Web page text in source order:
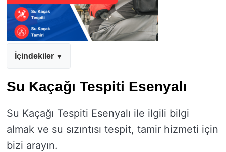
İçindekiler
Su Kaçağı Tespiti Esenyalı
Su Kaçağı Tespiti Esenyalı ile ilgili bilgi
almak ve su sızıntısı tespit, tamir hizmeti için
bizi arayın.